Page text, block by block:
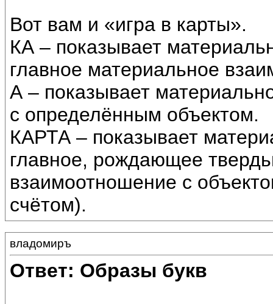
Вот вам и «игра в карты».
КА – показывает
главное материальное
А – показывает
с определённым объектом.
КАРТА – показывает
главное, рождающее
взаимоотношение с
счётом).
владомиръ
Ответ: Образы букв